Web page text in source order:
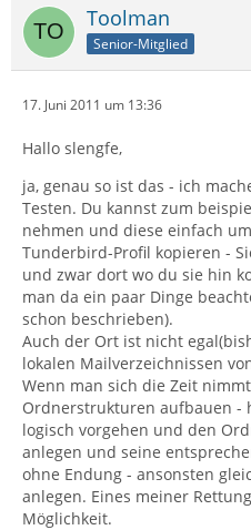
Toolman
Senior-Mitglied
17. Juni 2011 um 13:36
Hallo slengfe,
ja, genau so ist das - ich
Testen. Du kannst zum
nehmen und diese einfach
Tunderbird-Profil kopieren -
und zwar dort wo du sie hin
man da ein paar Dinge
schon beschrieben).
Auch der Ort ist nicht
lokalen Mailverzeichnissen
Wenn man sich die Zeit
Ordnerstrukturen aufbauen -
logisch vorgehen und den
anlegen und seine
ohne Endung - ansonsten
anlegen. Eines meiner
Möglichkeit.